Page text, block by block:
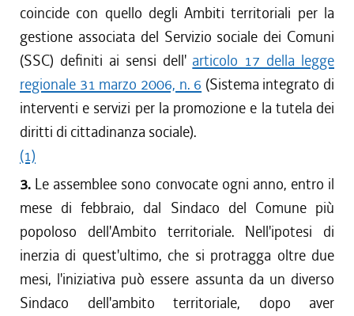
coincide con quello degli Ambiti territoriali per la
gestione associata del Servizio sociale dei Comuni
(SSC) definiti ai sensi dell' articolo 17 della legge
regionale 31 marzo 2006, n. 6 (Sistema integrato di
interventi e servizi per la promozione e la tutela dei
diritti di cittadinanza sociale).
(1)
3. Le assemblee sono convocate ogni anno, entro il
mese di febbraio, dal Sindaco del Comune più
popoloso dell'Ambito territoriale. Nell'ipotesi di
inerzia di quest'ultimo, che si protragga oltre due
mesi, l'iniziativa può essere assunta da un diverso
Sindaco dell'ambito territoriale, dopo aver